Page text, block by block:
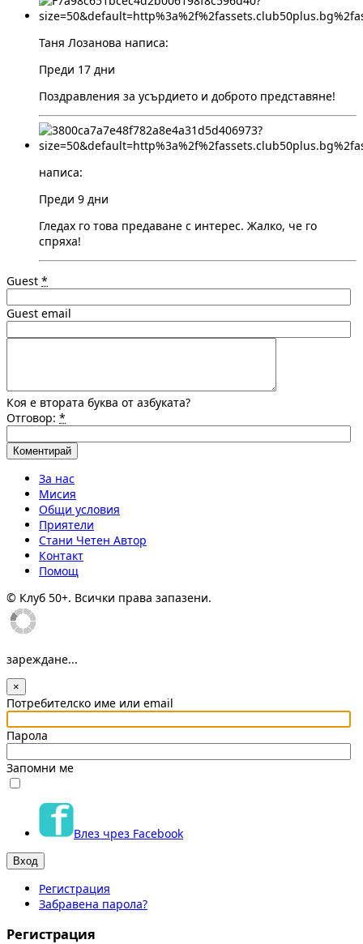
Таня Лозанова написа:
Преди 17 дни
Поздравления за усърдието и доброто представяне!
написа:
Преди 9 дни
Гледах го това предаване с интерес. Жалко, че го
спряха!
Guest *
Guest email
Коя е втората буква от азбуката?
Отговор: *
За нас
Мисия
Общи условия
Приятели
Стани Четен Автор
Контакт
Помощ
© Клуб 50+. Всички права запазени.
зареждане...
×
Потребителско име или email
Парола
Запомни ме
Влез чрез Facebook
Регистрация
Забравена парола?
Регистрация